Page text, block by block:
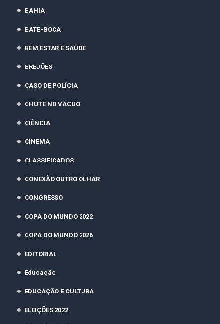
BAHIA
BATE-BOCA
BEM ESTAR E SAÚDE
BREJÕES
CASO DE POLÍCIA
CHUTE NO VÁCUO
CIÊNCIA
CINEMA
CLASSIFICADOS
CONEXÃO OUTRO OLHAR
CONGRESSO
COPA DO MUNDO 2022
COPA DO MUNDO 2026
EDITORIAL
Educação
EDUCAÇÃO E CULTURA
ELEIÇÕES 2022